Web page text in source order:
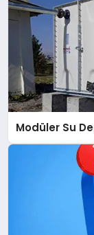
Modüler Su